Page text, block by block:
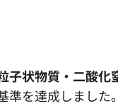
子状物質・二酸化
を達成しました。